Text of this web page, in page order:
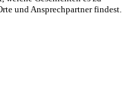
und Ansprechpartner findest.